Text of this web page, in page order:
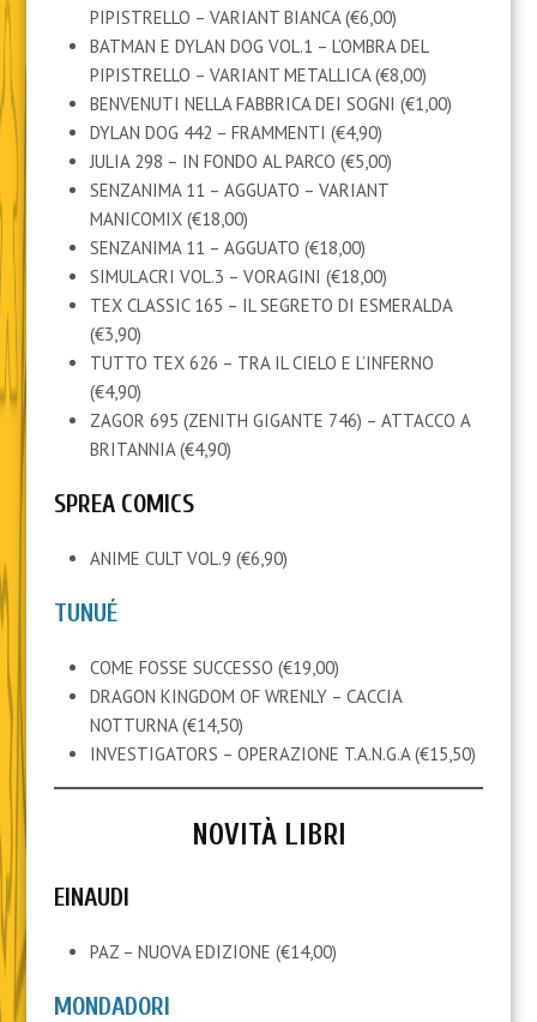
PIPISTRELLO – VARIANT BIANCA (€6,00)
BATMAN E DYLAN DOG VOL.1 – L’OMBRA DEL
PIPISTRELLO – VARIANT METALLICA (€8,00)
BENVENUTI NELLA FABBRICA DEI SOGNI (€1,00)
DYLAN DOG 442 – FRAMMENTI (€4,90)
JULIA 298 – IN FONDO AL PARCO (€5,00)
SENZANIMA 11 – AGGUATO – VARIANT
MANICOMIX (€18,00)
SENZANIMA 11 – AGGUATO (€18,00)
SIMULACRI VOL.3 – VORAGINI (€18,00)
TEX CLASSIC 165 – IL SEGRETO DI ESMERALDA
(€3,90)
TUTTO TEX 626 – TRA IL CIELO E L’INFERNO
(€4,90)
ZAGOR 695 (ZENITH GIGANTE 746) – ATTACCO A
BRITANNIA (€4,90)
SPREA COMICS
ANIME CULT VOL.9 (€6,90)
TUNUÉ
COME FOSSE SUCCESSO (€19,00)
DRAGON KINGDOM OF WRENLY – CACCIA
NOTTURNA (€14,50)
INVESTIGATORS – OPERAZIONE T.A.N.G.A (€15,50)
NOVITÀ LIBRI
EINAUDI
PAZ – NUOVA EDIZIONE (€14,00)
MONDADORI